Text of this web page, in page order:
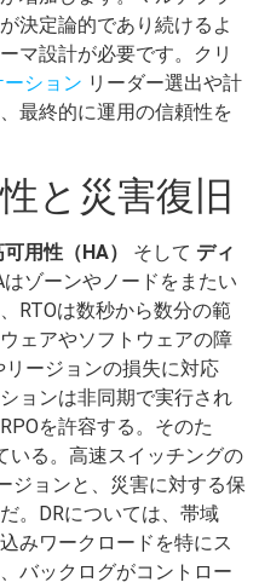
決定論的であり続けるよ
マ設計が必要です。クリ
ション リーダー選出や計
最終的に運用の信頼性を
と災害復旧
用性（HA） そして ディ
はゾーンやノードをまたい
RTOは数秒から数分の範
ェアやソフトウェアの障
ージョンの損失に対応
ョンは非同期で実行され
を許容する。そのた
いる。高速スイッチングの
ジョンと、災害に対する保
。DRについては、帯域
みワークロードを特にス
バックログがコントロー